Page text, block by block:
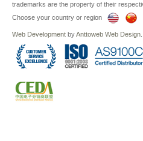
trademarks are the property of their
Choose your country or region
Web Development byAnttoweb Web Design